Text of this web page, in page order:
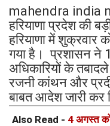
mahendra india
हरियाणा प्रदेश की
हरियाणा में शुक्रवार
गया है। प्रशासन ने
अधिकारियों के
रजनी कांथन और
बाबत आदेश जारी कर
Also Read - 4 अगस्त